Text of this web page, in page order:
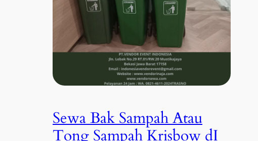
Sewa Bak Sampah Atau
Tong Sampah Krisbow dI